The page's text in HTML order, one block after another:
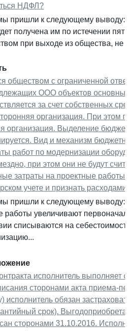
НДФЛ?
пришли к следующему выводу:
получена им по истечении
при выходе из общества, не
обществом с ограниченной
ООО объектов основных
за счет собственных
организация. При этом
организация. Выделение
Вид и механизм
работ по модернизации
при этом они не будут
затраты на проектные работы
учете и признать
пришли к следующему выводу:
работы увеличивают
списываются на
исполнитель выполняет
сторонами акта приема-
исполнитель обязан
срок).
сторонами 31.10.2016.